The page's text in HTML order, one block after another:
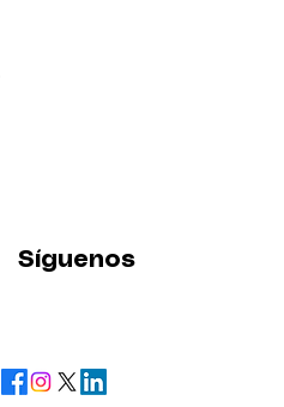
Síguenos